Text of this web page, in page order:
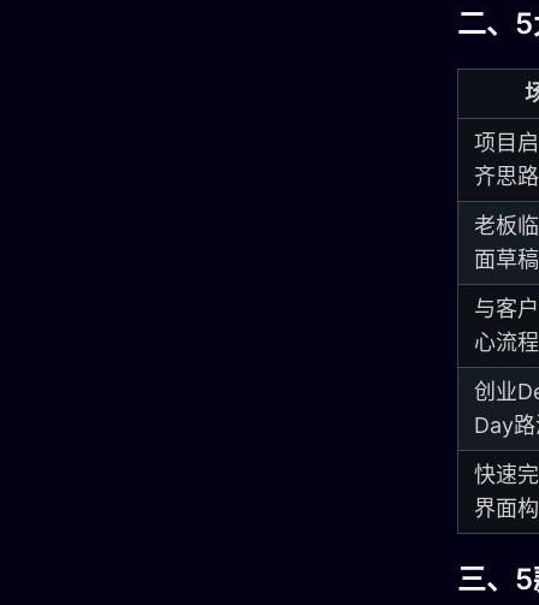
二、
项目
齐思路
老板
面草稿
与客
心流程
创业
Day
快速
界面
三、